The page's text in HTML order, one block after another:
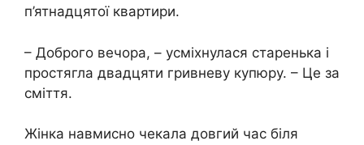
п’ятнадцятої квартири.
– Доброго вечора, – усміхнулася старенька і
простягла двадцяти гривневу купюру. – Це за
сміття.
Жінка навмисно чекала довгий час біля